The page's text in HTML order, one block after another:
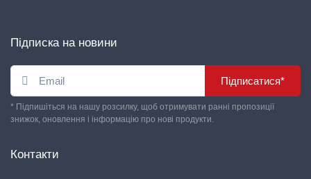
Підписка на новини
Підписатися*
* Підпишіться на нашу розсилку, щоб отримувати ранні пропозиції
знижок, оновлення і інформацію про нові продукти.
Контакти